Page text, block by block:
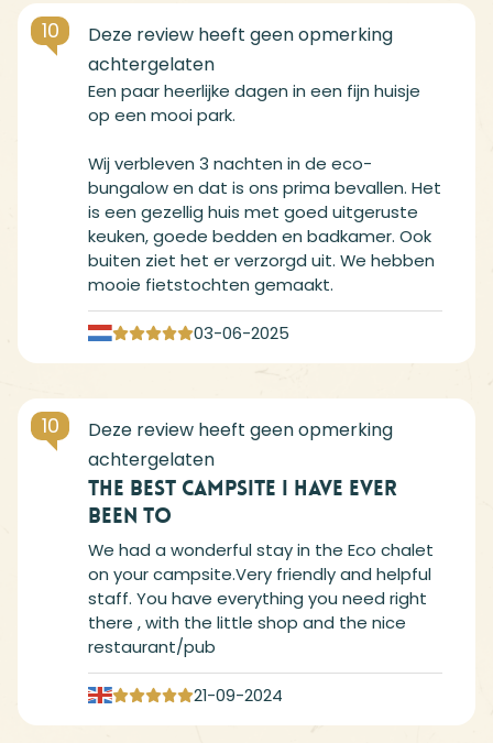
10
Een paar heerlijke dagen in een fijn huisje
op een mooi park.
Wij verbleven 3 nachten in de eco-
bungalow en dat is ons prima bevallen. Het
is een gezellig huis met goed uitgeruste
keuken, goede bedden en badkamer. Ook
buiten ziet het er verzorgd uit. We hebben
mooie fietstochten gemaakt.
03-06-2025
10
The best campsite I have ever
been to
We had a wonderful stay in the Eco chalet
on your campsite.Very friendly and helpful
staff. You have everything you need right
there , with the little shop and the nice
restaurant/pub
21-09-2024